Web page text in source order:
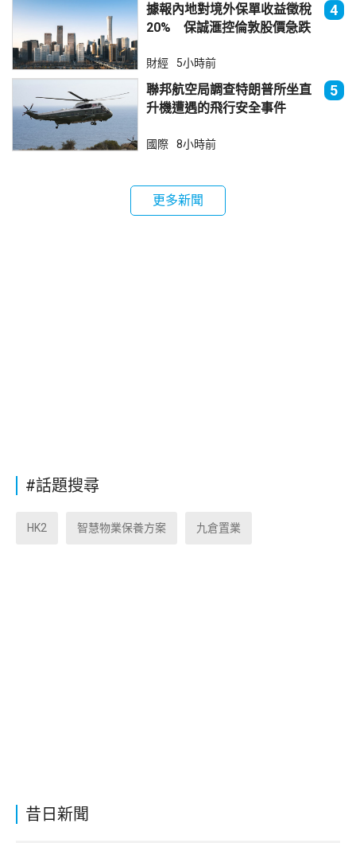
昔日新聞
據報內地對境外保單收益徵稅
20% 保誠滙控倫敦股價急跌
4
財經 5小時前
聯邦航空局調查特朗普所坐直
升機遭遇的飛行安全事件
5
國際 8小時前
更多新聞
#話題搜尋
HK2 智慧物業保養方案 九倉置業